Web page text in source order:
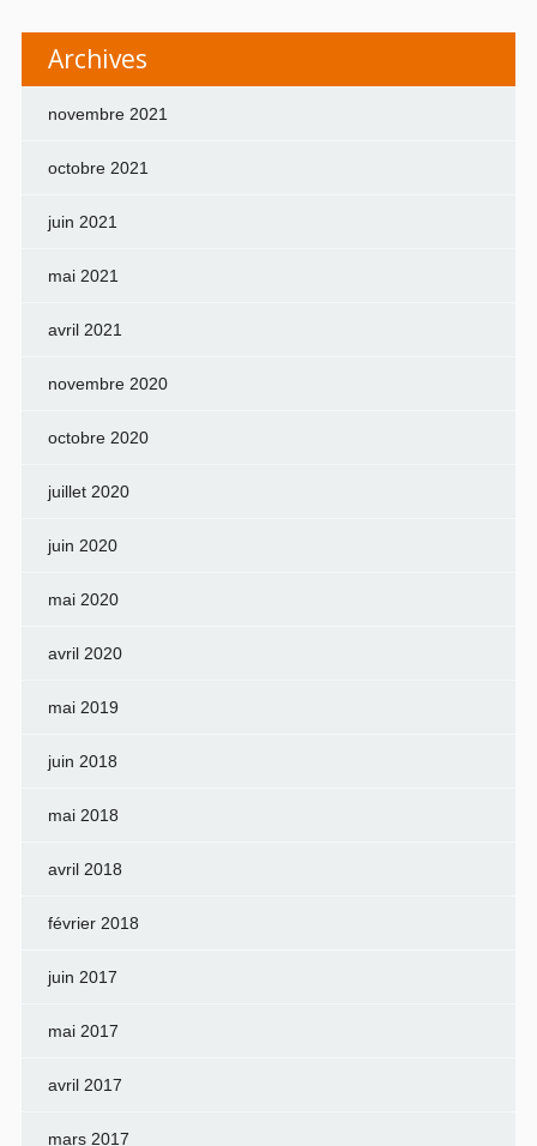
Archives
novembre 2021
octobre 2021
juin 2021
mai 2021
avril 2021
novembre 2020
octobre 2020
juillet 2020
juin 2020
mai 2020
avril 2020
mai 2019
juin 2018
mai 2018
avril 2018
février 2018
juin 2017
mai 2017
avril 2017
mars 2017